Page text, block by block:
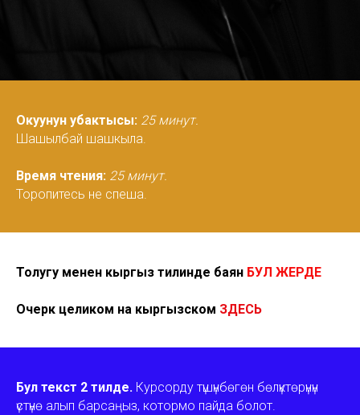
Окуунун убактысы: 25 минут.
Шашылбай шашкыла.
Время чтения: 25 минут.
Торопитесь не спеша.
Толугу менен кыргыз тилинде баян БУЛ ЖЕРДЕ
Очерк целиком на кыргызском ЗДЕСЬ
Бул текст 2 тилде. Курсорду түшүнбөгөн бөлүктөрүнүн
үстүнө алып барсаңыз, котормо пайда болот.